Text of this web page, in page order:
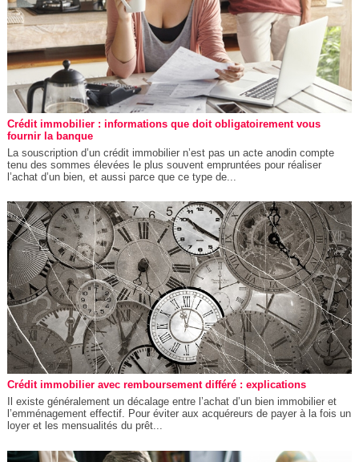
Crédit immobilier : informations que doit obligatoirement vous
fournir la banque
La souscription d’un crédit immobilier n’est pas un acte anodin compte
tenu des sommes élevées le plus souvent empruntées pour réaliser
l’achat d’un bien, et aussi parce que ce type de...
Crédit immobilier avec remboursement différé : explications
Il existe généralement un décalage entre l’achat d’un bien immobilier et
l’emménagement effectif. Pour éviter aux acquéreurs de payer à la fois un
loyer et les mensualités du prêt...